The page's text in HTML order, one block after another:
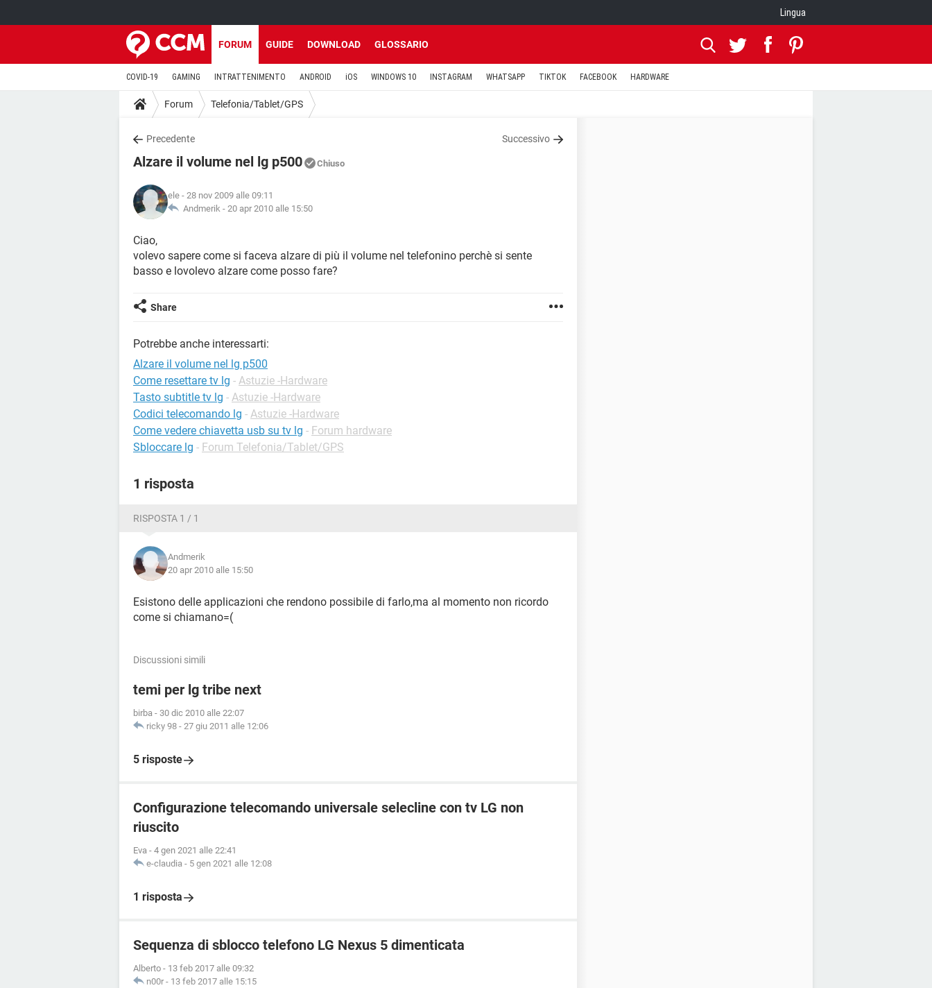
Lingua
FORUM GUIDE DOWNLOAD GLOSSARIO
COVID-19 GAMING INTRATTENIMENTO ANDROID iOS WINDOWS 10 INSTAGRAM WHATSAPP TIKTOK FACEBOOK HARDWARE
Forum Telefonia/Tablet/GPS
Precedente Successivo
Alzare il volume nel lg p500 Chiuso
ele - 28 nov 2009 alle 09:11
Andmerik - 20 apr 2010 alle 15:50
Ciao,
volevo sapere come si faceva alzare di più il volume nel telefonino perchè si sente
basso e lovolevo alzare come posso fare?
Share
Potrebbe anche interessarti:
Alzare il volume nel lg p500
Come resettare tv lg - Astuzie -Hardware
Tasto subtitle tv lg - Astuzie -Hardware
Codici telecomando lg - Astuzie -Hardware
Come vedere chiavetta usb su tv lg - Forum hardware
Sbloccare lg - Forum Telefonia/Tablet/GPS
1 risposta
RISPOSTA 1 / 1
Andmerik
20 apr 2010 alle 15:50
Esistono delle applicazioni che rendono possibile di farlo,ma al momento non ricordo
come si chiamano=(
Discussioni simili
temi per lg tribe next
birba - 30 dic 2010 alle 22:07
ricky 98 - 27 giu 2011 alle 12:06
5 risposte
Configurazione telecomando universale selecline con tv LG non
riuscito
Eva - 4 gen 2021 alle 22:41
e-claudia - 5 gen 2021 alle 12:08
1 risposta
Sequenza di sblocco telefono LG Nexus 5 dimenticata
Alberto - 13 feb 2017 alle 09:32
n00r - 13 feb 2017 alle 15:15